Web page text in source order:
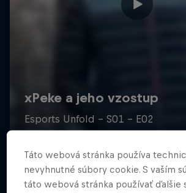
Táto webová stránka používa
nevyhnutné súbory cookie. S vaším
táto webová stránka používať ďalšie